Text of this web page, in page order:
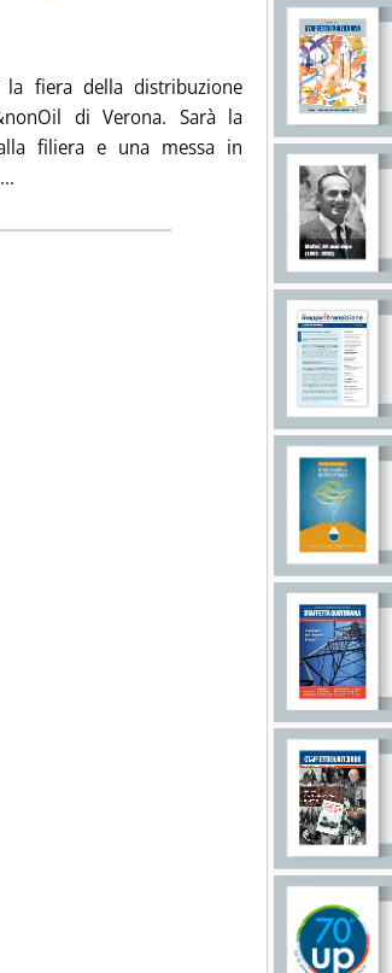
fiera della distribuzione
di Verona. Sarà la
filiera e una messa in
Leggi tutta la notizia: 'Carburanti, le